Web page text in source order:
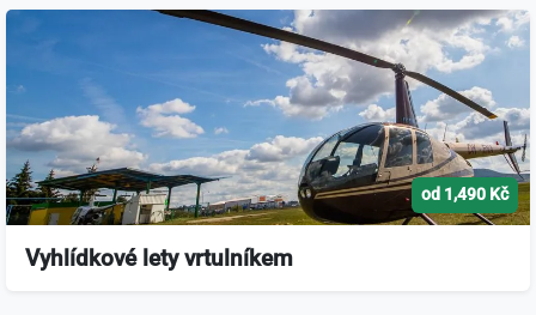
od 1,490 Kč
Vyhlídkové lety vrtulníkem